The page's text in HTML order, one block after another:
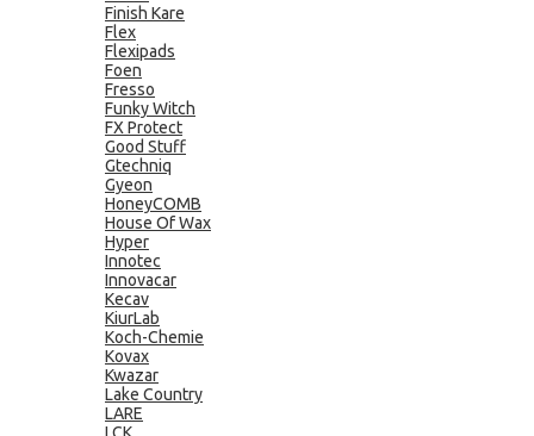
Finish Kare
Flex
Flexipads
Foen
Fresso
Funky Witch
FX Protect
Good Stuff
Gtechniq
Gyeon
HoneyCOMB
House Of Wax
Hyper
Innotec
Innovacar
Kecav
KiurLab
Koch-Chemie
Kovax
Kwazar
Lake Country
LARE